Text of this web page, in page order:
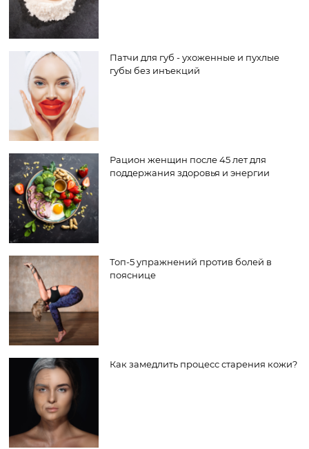
Патчи для губ - ухоженные и пухлые
губы без инъекций
Рацион женщин после 45 лет для
поддержания здоровья и энергии
Топ-5 упражнений против болей в
пояснице
Как замедлить процесс старения кожи?